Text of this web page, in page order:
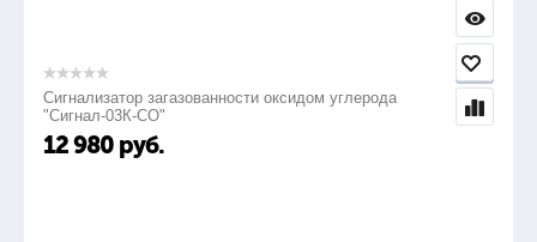
Сигнализатор загазованности оксидом углерода
"Сигнал-03К-СО"
12 980 руб.